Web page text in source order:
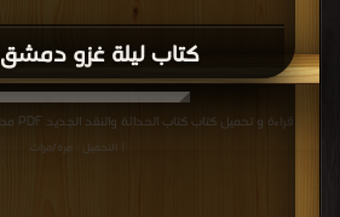
كتاب ليلة غزو دمشق PDF
قراءة و تحميل كتاب كتاب الحداثة والنقد الجديد PDF مجانا | مكتبة >
| التحميل : مرة/مرات